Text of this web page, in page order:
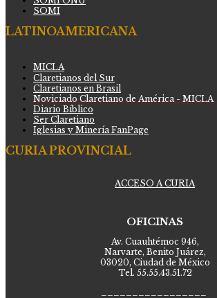
SOMI
LATINOAMERICANA
MICLA
Claretianos del Sur
Claretianos en Brasil
Noviciado Claretiano de América - MICLA
Diario Bíblico
Ser Claretiano
Iglesias y Minería FanPage
CURIA PROVINCIAL
ACCESO A CURIA
OFICINAS
Av. Cuauhtémoc 946,
Narvarte, Benito Juárez,
03020, Ciudad de México
Tel. 55.55.43.51.72